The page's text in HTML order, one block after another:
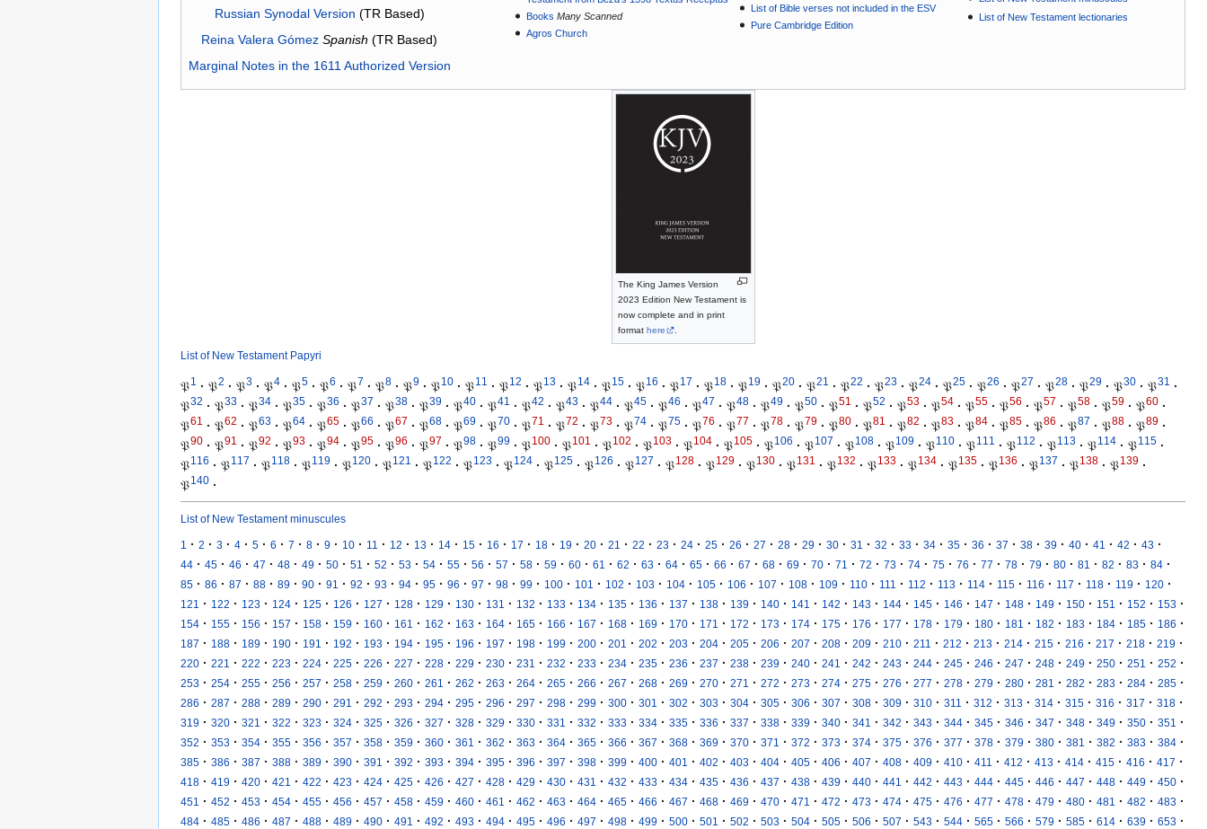
Russian Synodal Version (TR Based)
Reina Valera Gómez Spanish (TR Based)
Marginal Notes in the 1611 Authorized Version
Books Many Scanned
Agros Church
List of Bible verses not included in the ESV
Pure Cambridge Edition
List of New Testament lectionaries
The King James Version
2023 Edition New Testament is
now complete and in print
format here .
List of New Testament Papyri
𝔓1 · 𝔓2 · 𝔓3 · 𝔓4 · 𝔓5 · 𝔓6 · 𝔓7 · 𝔓8 · 𝔓9 · 𝔓10 · 𝔓11 · 𝔓12 · 𝔓13 · 𝔓14 · 𝔓15 · 𝔓16 · 𝔓17 · 𝔓18 · 𝔓19 · 𝔓20 · 𝔓21 · 𝔓22 · 𝔓23 · 𝔓24 · 𝔓25 · 𝔓26 · 𝔓27 · 𝔓28 · 𝔓29 · 𝔓30 · 𝔓31
·
𝔓32 · 𝔓33 · 𝔓34 · 𝔓35 · 𝔓36 · 𝔓37 · 𝔓38 · 𝔓39 · 𝔓40 · 𝔓41 · 𝔓42 · 𝔓43 · 𝔓44 · 𝔓45 · 𝔓46 · 𝔓47 · 𝔓48 · 𝔓49 · 𝔓50 · 𝔓51 · 𝔓52 · 𝔓53 · 𝔓54 · 𝔓55 · 𝔓56 · 𝔓57 · 𝔓58 · 𝔓59 · 𝔓60 ·
𝔓61 · 𝔓62 · 𝔓63 · 𝔓64 · 𝔓65 · 𝔓66 · 𝔓67 · 𝔓68 · 𝔓69 · 𝔓70 · 𝔓71 · 𝔓72 · 𝔓73 · 𝔓74 · 𝔓75 · 𝔓76 · 𝔓77 · 𝔓78 · 𝔓79 · 𝔓80 · 𝔓81 · 𝔓82 · 𝔓83 · 𝔓84 · 𝔓85 · 𝔓86 · 𝔓87 · 𝔓88 · 𝔓89 ·
𝔓90 · 𝔓91 · 𝔓92 · 𝔓93 · 𝔓94 · 𝔓95 · 𝔓96 · 𝔓97 · 𝔓98 · 𝔓99 · 𝔓100 · 𝔓101 · 𝔓102 · 𝔓103 · 𝔓104 · 𝔓105 · 𝔓106 · 𝔓107 · 𝔓108 · 𝔓109 · 𝔓110 · 𝔓111 · 𝔓112 · 𝔓113 · 𝔓114 · 𝔓115 ·
𝔓116 · 𝔓117 · 𝔓118 · 𝔓119 · 𝔓120 · 𝔓121 · 𝔓122 · 𝔓123 · 𝔓124 · 𝔓125 · 𝔓126 · 𝔓127 · 𝔓128 · 𝔓129 · 𝔓130 · 𝔓131 · 𝔓132 · 𝔓133 · 𝔓134 · 𝔓135 · 𝔓136 · 𝔓137 · 𝔓138 · 𝔓139 ·
𝔓140 ·
List of New Testament minuscules
1 · 2 · 3 · 4 · 5 · 6 · 7 · 8 · 9 · 10 · 11 · 12 · 13 · 14 · 15 · 16 · 17 · 18 · 19 · 20 · 21 · 22 · 23 · 24 · 25 · 26 · 27 · 28 · 29 · 30 · 31 · 32 · 33 · 34 · 35 · 36 · 37 · 38 · 39 · 40 · 41 · 42 · 43 ·
44 · 45 · 46 · 47 · 48 · 49 · 50 · 51 · 52 · 53 · 54 · 55 · 56 · 57 · 58 · 59 · 60 · 61 · 62 · 63 · 64 · 65 · 66 · 67 · 68 · 69 · 70 · 71 · 72 · 73 · 74 · 75 · 76 · 77 · 78 · 79 · 80 · 81 · 82 · 83 · 84 ·
85 · 86 · 87 · 88 · 89 · 90 · 91 · 92 · 93 · 94 · 95 · 96 · 97 · 98 · 99 · 100 · 101 · 102 · 103 · 104 · 105 · 106 · 107 · 108 · 109 · 110 · 111 · 112 · 113 · 114 · 115 · 116 · 117 · 118 · 119 · 120 ·
121 · 122 · 123 · 124 · 125 · 126 · 127 · 128 · 129 · 130 · 131 · 132 · 133 · 134 · 135 · 136 · 137 · 138 · 139 · 140 · 141 · 142 · 143 · 144 · 145 · 146 · 147 · 148 · 149 · 150 · 151 · 152 · 153 ·
154 · 155 · 156 · 157 · 158 · 159 · 160 · 161 · 162 · 163 · 164 · 165 · 166 · 167 · 168 · 169 · 170 · 171 · 172 · 173 · 174 · 175 · 176 · 177 · 178 · 179 · 180 · 181 · 182 · 183 · 184 · 185 · 186 ·
187 · 188 · 189 · 190 · 191 · 192 · 193 · 194 · 195 · 196 · 197 · 198 · 199 · 200 · 201 · 202 · 203 · 204 · 205 · 206 · 207 · 208 · 209 · 210 · 211 · 212 · 213 · 214 · 215 · 216 · 217 · 218 · 219 ·
220 · 221 · 222 · 223 · 224 · 225 · 226 · 227 · 228 · 229 · 230 · 231 · 232 · 233 · 234 · 235 · 236 · 237 · 238 · 239 · 240 · 241 · 242 · 243 · 244 · 245 · 246 · 247 · 248 · 249 · 250 · 251 · 252 ·
253 · 254 · 255 · 256 · 257 · 258 · 259 · 260 · 261 · 262 · 263 · 264 · 265 · 266 · 267 · 268 · 269 · 270 · 271 · 272 · 273 · 274 · 275 · 276 · 277 · 278 · 279 · 280 · 281 · 282 · 283 · 284 · 285 ·
286 · 287 · 288 · 289 · 290 · 291 · 292 · 293 · 294 · 295 · 296 · 297 · 298 · 299 · 300 · 301 · 302 · 303 · 304 · 305 · 306 · 307 · 308 · 309 · 310 · 311 · 312 · 313 · 314 · 315 · 316 · 317 · 318 ·
319 · 320 · 321 · 322 · 323 · 324 · 325 · 326 · 327 · 328 · 329 · 330 · 331 · 332 · 333 · 334 · 335 · 336 · 337 · 338 · 339 · 340 · 341 · 342 · 343 · 344 · 345 · 346 · 347 · 348 · 349 · 350 · 351 ·
352 · 353 · 354 · 355 · 356 · 357 · 358 · 359 · 360 · 361 · 362 · 363 · 364 · 365 · 366 · 367 · 368 · 369 · 370 · 371 · 372 · 373 · 374 · 375 · 376 · 377 · 378 · 379 · 380 · 381 · 382 · 383 · 384 ·
385 · 386 · 387 · 388 · 389 · 390 · 391 · 392 · 393 · 394 · 395 · 396 · 397 · 398 · 399 · 400 · 401 · 402 · 403 · 404 · 405 · 406 · 407 · 408 · 409 · 410 · 411 · 412 · 413 · 414 · 415 · 416 · 417 ·
418 · 419 · 420 · 421 · 422 · 423 · 424 · 425 · 426 · 427 · 428 · 429 · 430 · 431 · 432 · 433 · 434 · 435 · 436 · 437 · 438 · 439 · 440 · 441 · 442 · 443 · 444 · 445 · 446 · 447 · 448 · 449 · 450 ·
451 · 452 · 453 · 454 · 455 · 456 · 457 · 458 · 459 · 460 · 461 · 462 · 463 · 464 · 465 · 466 · 467 · 468 · 469 · 470 · 471 · 472 · 473 · 474 · 475 · 476 · 477 · 478 · 479 · 480 · 481 · 482 · 483 ·
484 · 485 · 486 · 487 · 488 · 489 · 490 · 491 · 492 · 493 · 494 · 495 · 496 · 497 · 498 · 499 · 500 · 501 · 502 · 503 · 504 · 505 · 506 · 507 · 543 · 544 · 565 · 566 · 579 · 585 · 614 · 639 · 653 ·